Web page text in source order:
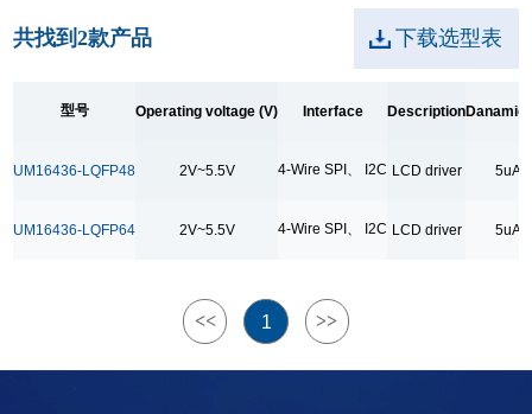
32kHz
External Clock
LCD frame frequency
共找到2款产品 下载选型表
型号 Operating voltage (V) Interface DescriptionDanamic
UM16436-LQFP48 2V~5.5V 4-Wire SPI、 I2C LCD driver
UM16436-LQFP64 2V~5.5V 4-Wire SPI、 I2C LCD driver
<< 1 >>